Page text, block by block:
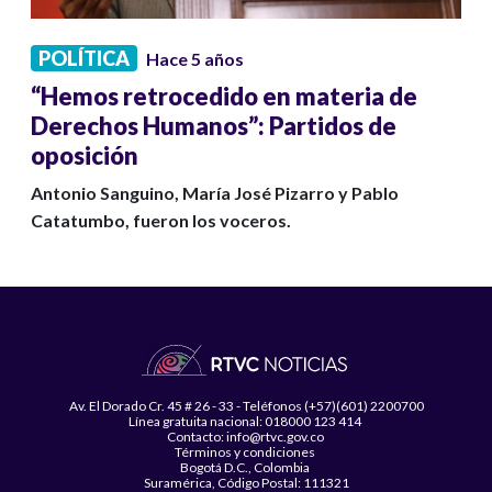
POLÍTICA Hace 5 años
“Hemos retrocedido en materia de
Derechos Humanos”: Partidos de
oposición
Antonio Sanguino, María José Pizarro y Pablo
Catatumbo, fueron los voceros.
Av. El Dorado Cr. 45 # 26 - 33 - Teléfonos (+57)(601) 2200700
Línea gratuita nacional: 018000 123 414
Contacto: info@rtvc.gov.co
Términos y condiciones
Bogotá D.C., Colombia
Suramérica, Código Postal: 111321